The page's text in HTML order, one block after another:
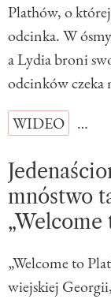
Plathów, o
odcinka. W
a Lydia broni
odcinków czeka
WIDEO
…
mnóstwo
„Welcome
„Welcome to
wiejskiej